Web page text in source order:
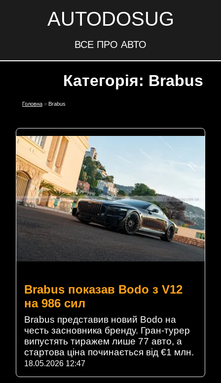
AUTODOSUG
ВСЕ ПРО АВТО
Категорія: Brabus
Головна» Brabus
Brabus показав Bodo з V12
на 986 сил
Brabus представив новий Bodo на
честь засновника бренду. Гран-турер
випустять тиражем лише 77 авто, а
стартова ціна починається від €1 млн.
18.05.2026 12:47